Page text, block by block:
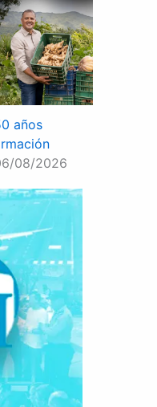
años
08/2026